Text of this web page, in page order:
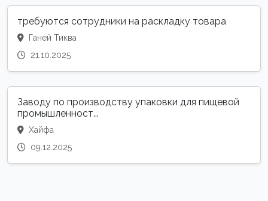
требуются сотрудники на раскладку товара
Ганей Тиква
21.10.2025
Заводу по производству упаковки для пищевой
промышленност...
Хайфа
09.12.2025